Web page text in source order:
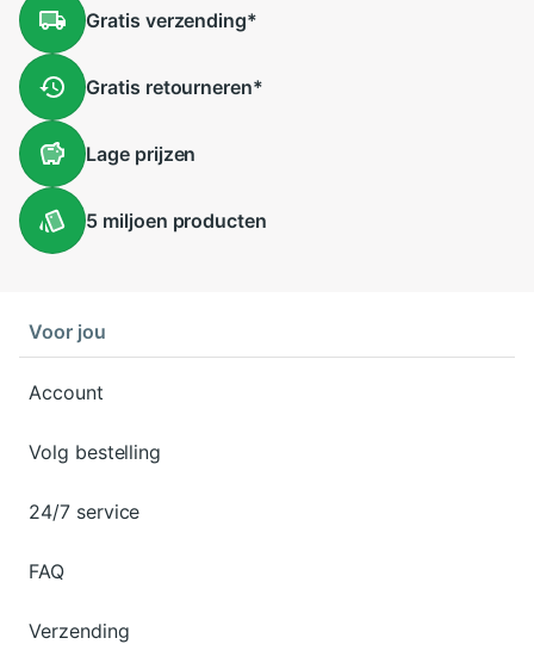
Gratis verzending*
Gratis retourneren*
Lageprijzen
5 miljoen producten
Voor jou
Account
Volg bestelling
24/7 service
FAQ
Verzending